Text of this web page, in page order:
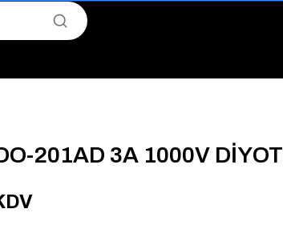
201AD 3A 1000V DİYOT